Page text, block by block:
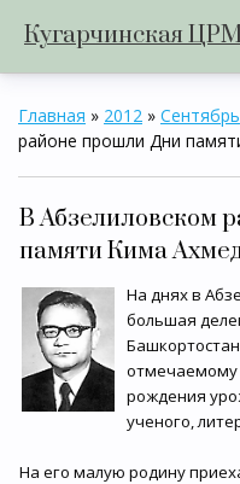
Кугарчинская
Главная » 2012 » Сентябрь
районе прошли Дни
В Абзелиловском
памяти Кима
На днях в
большая
отмечаемому
рождения
ученого,
На его малую родину